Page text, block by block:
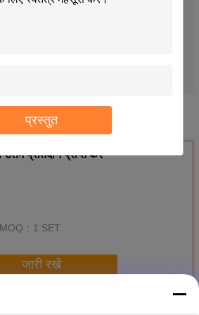
प्रस्तुत
dairy cow mattresses
प्रतिदान प्राप्त करें
MOQ： 1 SET
जारी रखें